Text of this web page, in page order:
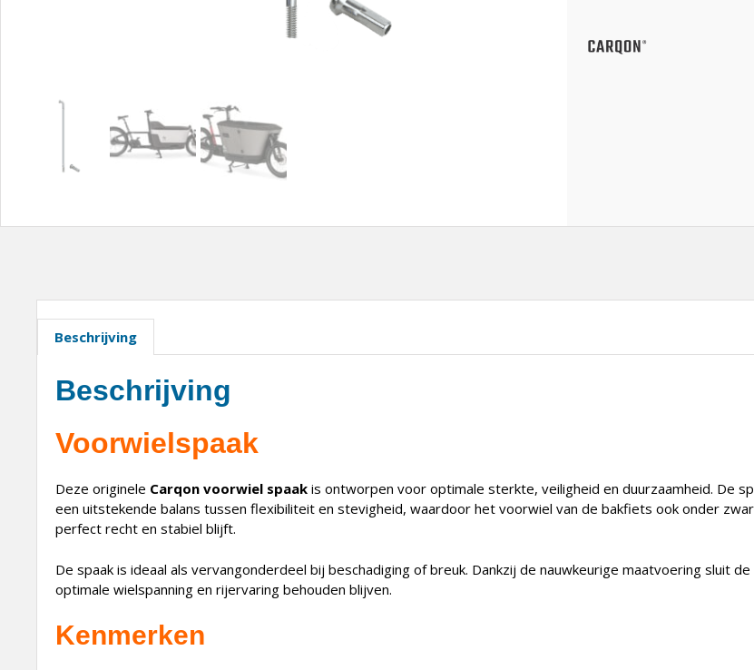
Beschrijving
Beschrijving
Voorwielspaak
Deze originele Carqon voorwiel spaak is ontworpen voor optimale sterkte, veiligheid en duurzaamheid. De
een uitstekende balans tussen flexibiliteit en stevigheid, waardoor het voorwiel van de bakfiets ook onder
perfect recht en stabiel blijft.
De spaak is ideaal als vervangonderdeel bij beschadiging of breuk. Dankzij de nauwkeurige maatvoering sluit
optimale wielspanning en rijervaring behouden blijven.
Kenmerken